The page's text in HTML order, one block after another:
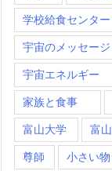
学校給食センター
宇宙のメッセージ
宇宙エネルギー
家族と食事
富山大学 富
尊師 小さい物